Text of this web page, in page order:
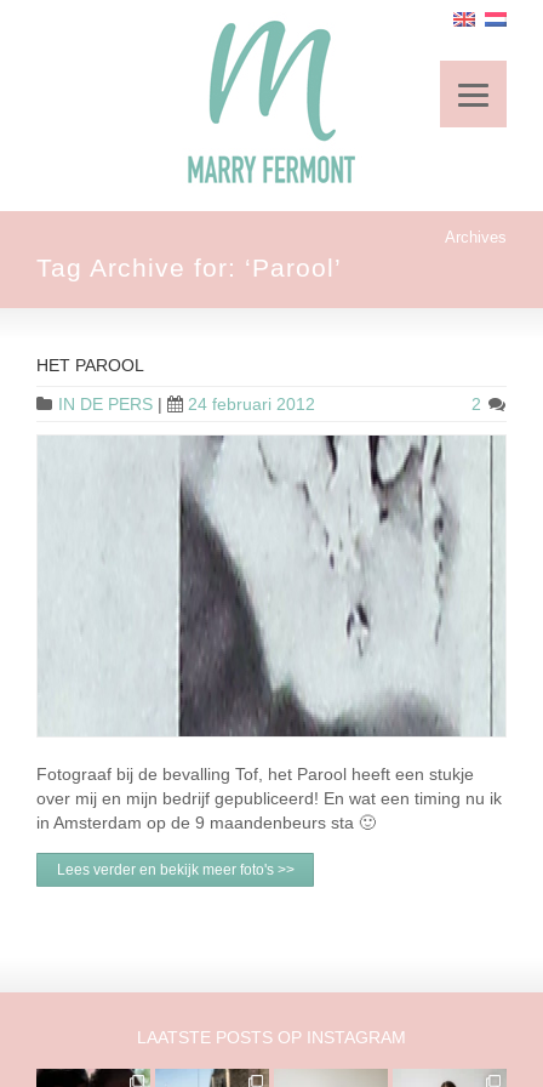
Archives
Tag Archive for: ‘Parool’
HET PAROOL
IN DE PERS | 24 februari 2012 2
Fotograaf bij de bevalling Tof, het Parool heeft een stukje
over mij en mijn bedrijf gepubliceerd! En wat een timing nu ik
in Amsterdam op de 9 maandenbeurs sta 🙂
Lees verder en bekijk meer foto's >>
LAATSTE POSTS OP INSTAGRAM